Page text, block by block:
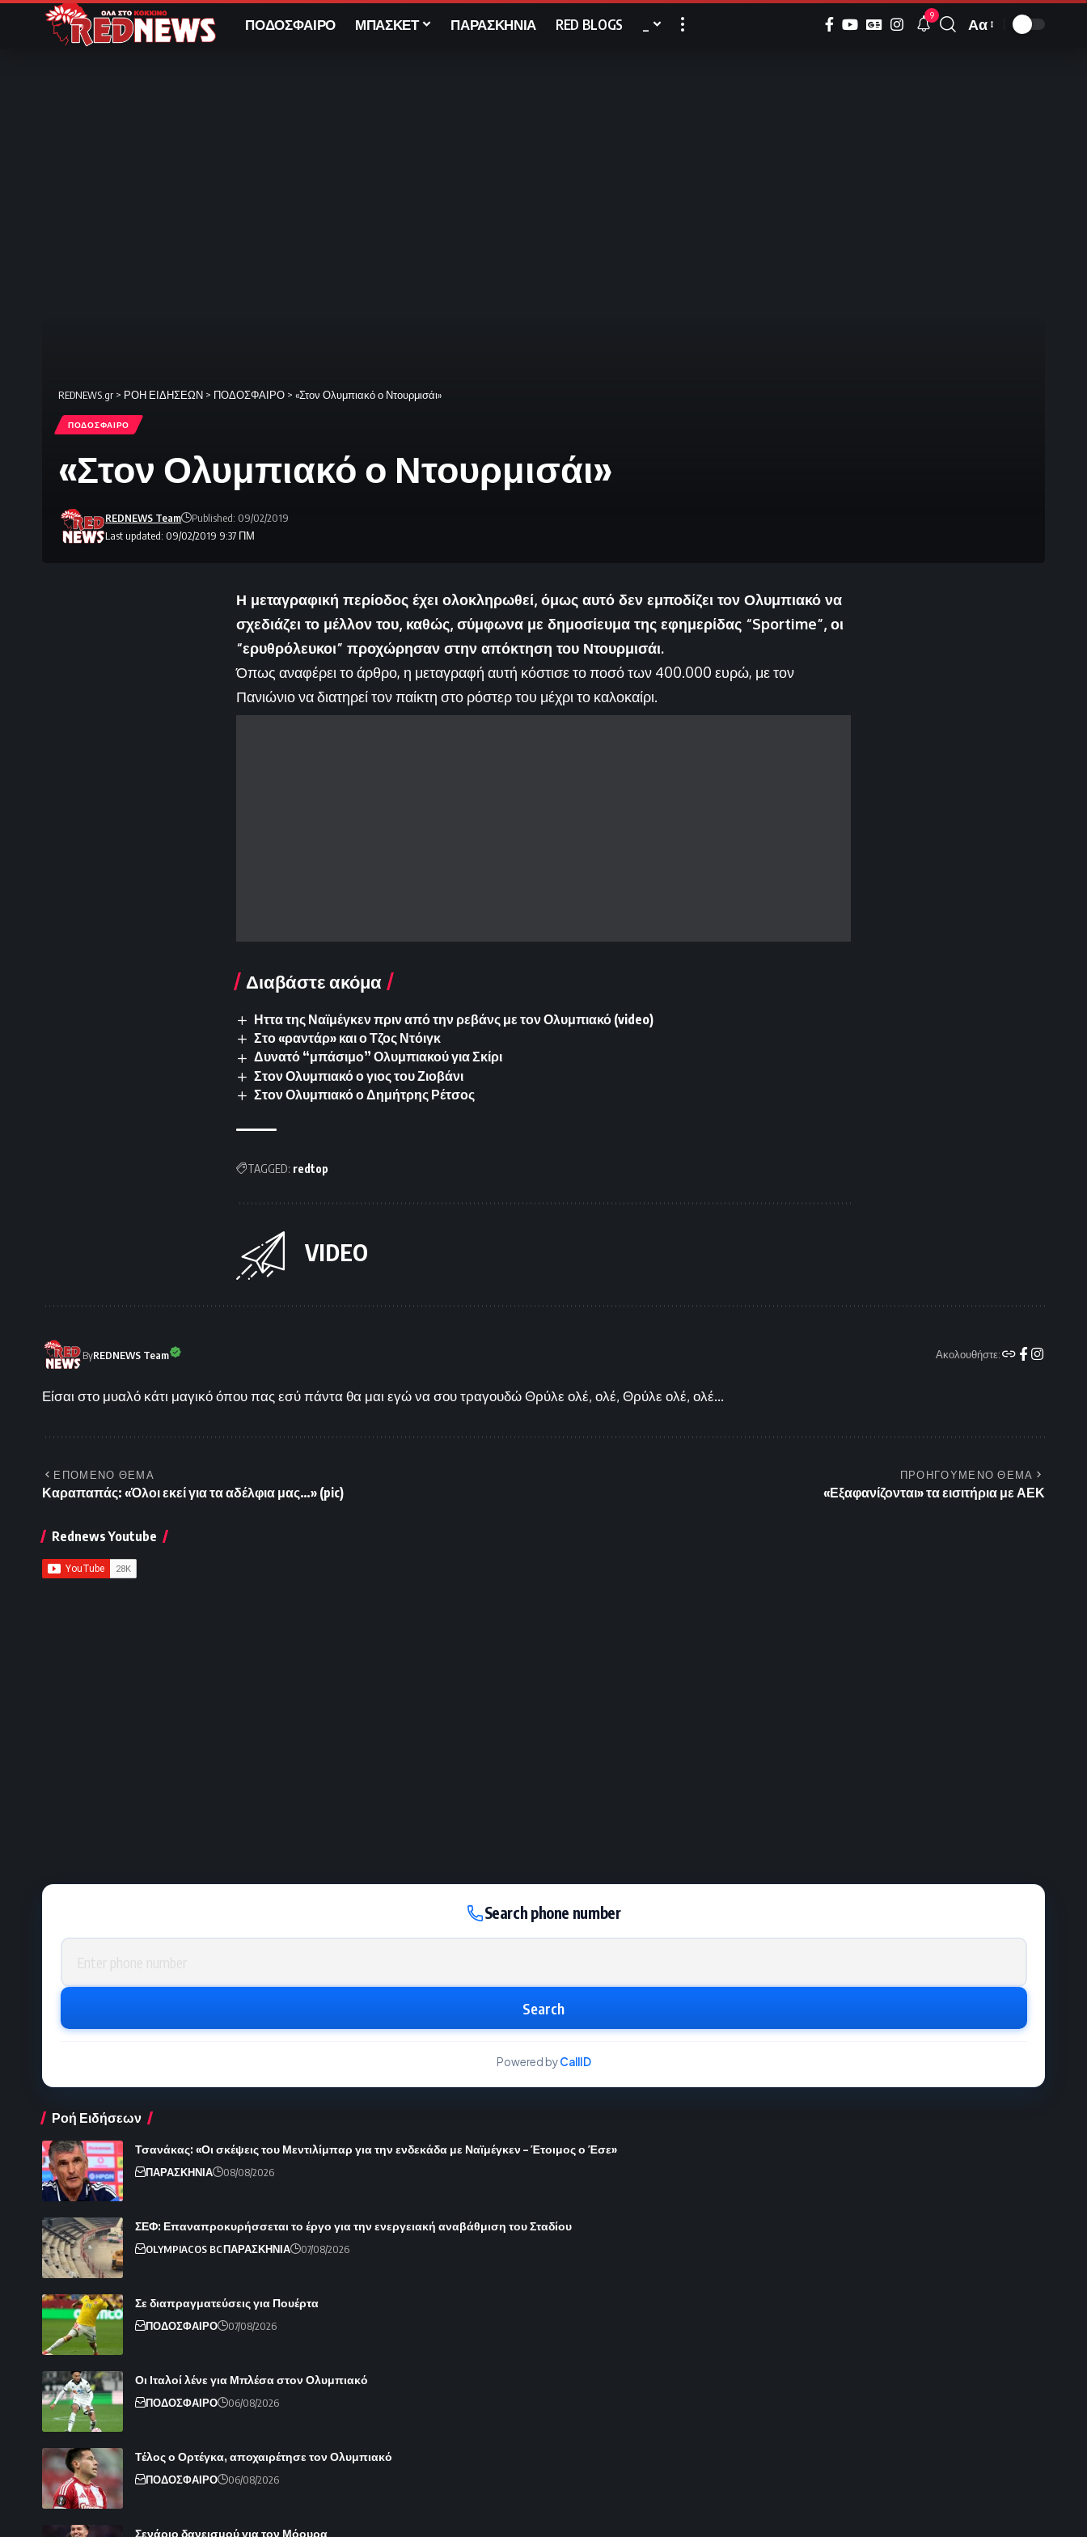
ΠΟΔΟΣΦΑΙΡΟ ΜΠΑΣΚΕΤ ΠΑΡΑΣΚΗΝΙΑ RED BLOGS 9
Font
Αα
REDNEWS.gr > ΡΟΗ ΕΙΔΗΣΕΩΝ > ΠΟΔΟΣΦΑΙΡΟ > «Στον Ολυμπιακό ο Ντουρμισάι»
ΠΟΔΟΣΦΑΙΡΟ
«Στον Ολυμπιακό ο Ντουρμισάι»
Last updated: 09/02/2019 9:37 ΠΜ
REDNEWS Team Published: 09/02/2019
Η μεταγραφική περίοδος έχει ολοκληρωθεί, όμως αυτό δεν εμποδίζει τον Ολυμπιακό να
σχεδιάζει το μέλλον του, καθώς, σύμφωνα με δημοσίευμα της εφημερίδας “Sportime”, οι
“ερυθρόλευκοι” προχώρησαν στην απόκτηση του Ντουρμισάι.
Όπως αναφέρει το άρθρο, η μεταγραφή αυτή κόστισε το ποσό των 400.000 ευρώ, με τον
Πανιώνιο να διατηρεί τον παίκτη στο ρόστερ του μέχρι το καλοκαίρι.
Διαβάστε ακόμα
Ηττα της Ναϊμέγκεν πριν από την ρεβάνς με τον Ολυμπιακό (video)
Στο «ραντάρ» και ο Τζος Ντόιγκ
Δυνατό “μπάσιμο” Ολυμπιακού για Σκίρι
Στον Ολυμπιακό ο γιος του Ζιοβάνι
Στον Ολυμπιακό ο Δημήτρης Ρέτσος
TAGGED: redtop
VIDEO
ByREDNEWS Team Ακολουθήστε:
Είσαι στο μυαλό κάτι μαγικό όπου πας εσύ πάντα θα μαι εγώ να σου τραγουδώ Θρύλε ολέ, ολέ, Θρύλε ολέ, ολέ...
ΕΠΟΜΕΝΟ ΘΕΜΑ
Καραπαπάς: «Όλοι εκεί για τα αδέλφια μας…» (pic)
ΠΡΟΗΓΟΥΜΕΝΟ ΘΕΜΑ
«Εξαφανίζονται» τα εισιτήρια με ΑΕΚ
Rednews Youtube
Search phone number
Phone number
Search
Powered byCallID
Ροή Ειδήσεων
Τσανάκας: «Οι σκέψεις του Μεντιλίμπαρ για την ενδεκάδα με Ναϊμέγκεν – Έτοιμος ο Έσε»
ΠΑΡΑΣΚΗΝΙΑ 08/08/2026
ΣΕΦ: Επαναπροκυρήσσεται το έργο για την ενεργειακή αναβάθμιση του Σταδίου
OLYMPIACOS BCΠΑΡΑΣΚΗΝΙΑ 07/08/2026
Σε διαπραγματεύσεις για Πουέρτα
ΠΟΔΟΣΦΑΙΡΟ 07/08/2026
Οι Ιταλοί λένε για Μπλέσα στον Ολυμπιακό
ΠΟΔΟΣΦΑΙΡΟ 06/08/2026
Τέλος ο Ορτέγκα, αποχαιρέτησε τον Ολυμπιακό
ΠΟΔΟΣΦΑΙΡΟ 06/08/2026
Σενάριο δανεισμού για τον Μόουρα